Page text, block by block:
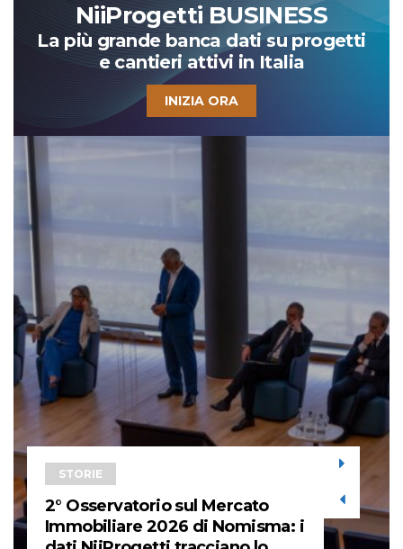
NiiProgetti BUSINESS
La più grande banca dati su progetti
e cantieri attivi in Italia
INIZIA ORA
STORIE
2° Osservatorio sul Mercato
Immobiliare 2026 di Nomisma: i